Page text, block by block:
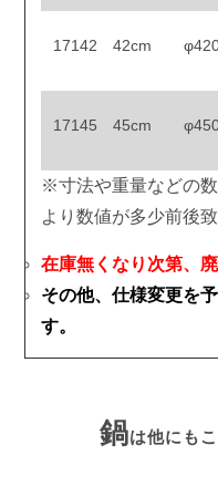
17142 42cm
17145 45cm
※寸法や重量などの
より数値が多少前後致
在庫無くなり次第、
その他、仕様変更を
す。
鍋は他にも